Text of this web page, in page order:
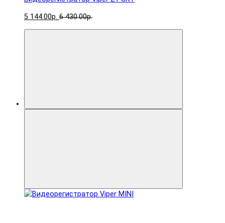
5 144.00р. 6 430.00р.